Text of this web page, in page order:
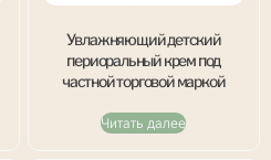
Увлажняющий детский
периоральный крем под
частной торговой маркой
Читать далее